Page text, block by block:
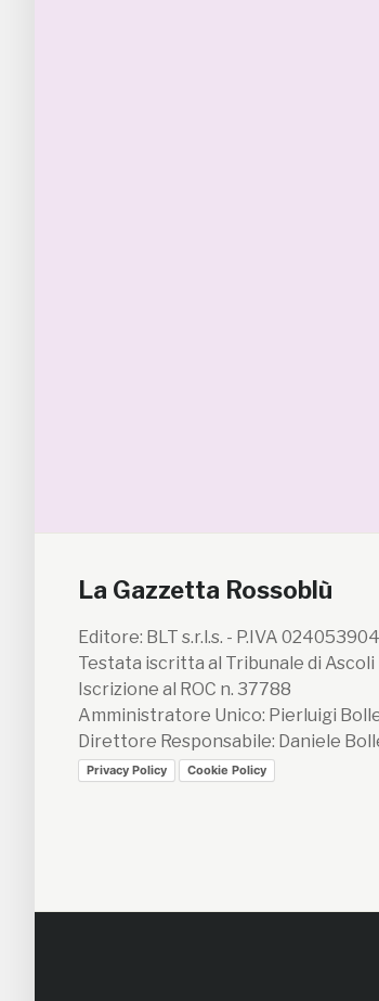
La Gazzetta Rossoblù
Editore: BLT s.r.l.s. - P.IVA
Testata iscritta al Tribunale di Ascoli
Iscrizione al ROC n. 37788
Amministratore Unico: Pierluigi
Direttore Responsabile: Daniele
Privacy Policy Cookie Policy